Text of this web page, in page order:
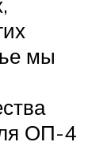
мы
ОП-4